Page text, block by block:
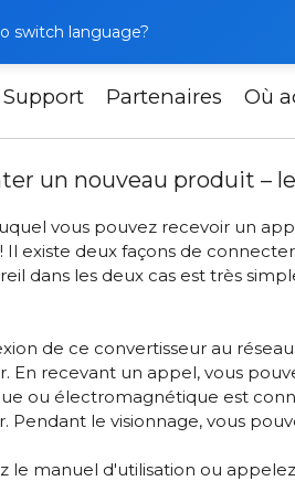
switch language?
Support Partenaires Où
ravis de vous présenter un
un nouveau produit –
vous pouvez recevoir un
existe deux façons de
dans les deux cas est très
de ce convertisseur au
recevant un appel, vous
ou électromagnétique est
Pendant le visionnage, vous
le manuel d'utilisation ou